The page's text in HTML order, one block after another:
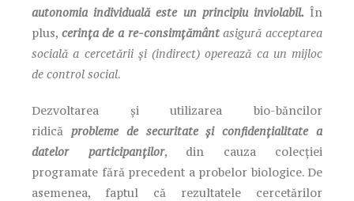
autonomia individuală este un principiu inviolabil.În
plus, cerința de a re-consimțământ asigură acceptarea
socială a cercetării și (indirect) operează ca un mijloc
de control social.
Dezvoltarea și utilizarea bio-băncilor
ridică probleme de securitate și confidențialitate a
datelor participanților, din cauza colecției
programate fără precedent a probelor biologice. De
asemenea, faptul că rezultatele cercetărilor